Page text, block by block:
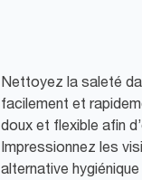
Nettoyez la saleté
facilement et
doux et flexible afin
Impressionnez les
alternative